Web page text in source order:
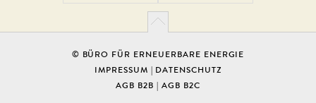
HEILTHERM
E BAD
WALTERSDO
© BÜRO FÜR ERNEUERBARE ENERGIE
IMPRESSUM | DATENSCHUTZ
AGB B2B | AGB B2C